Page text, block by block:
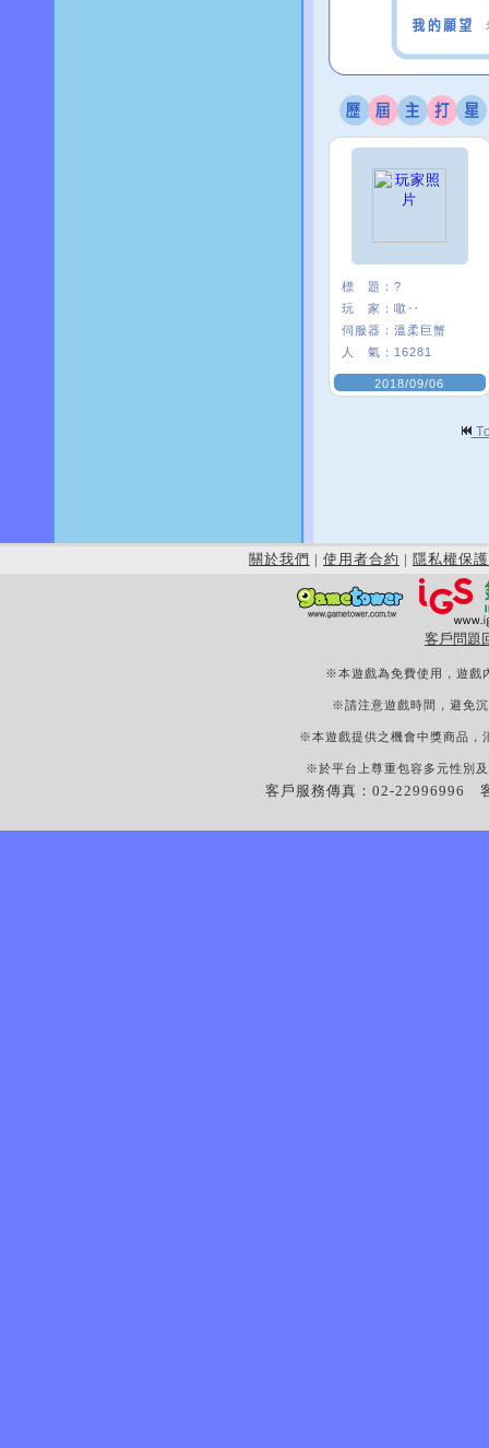
標 題： ?
玩 家： 噷‥
伺服器： 溫柔巨蟹
人 氣： 16281
2018/09/06
關於我們 | 使用者合約 | 隱私權保護
客戶問題
※本遊戲為免費使用，遊戲
※請注意遊戲時間，避免
※本遊戲提供之機會中獎商品，
※於平台上尊重包容多元性別
客戶服務傳真：02-22996996